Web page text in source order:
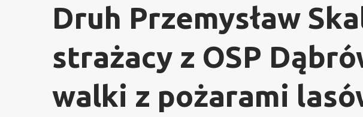
Druh Przemysław
strażacy z OSP
walki z pożarami